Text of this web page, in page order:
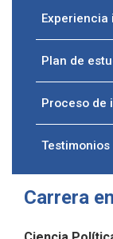
Plan de
Proceso de
Testimonios
Carrera